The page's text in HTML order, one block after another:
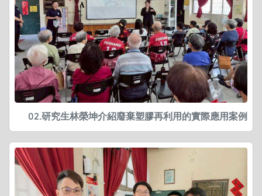
02.研究生林榮坤介紹廢棄塑膠再利用的實際應用案例